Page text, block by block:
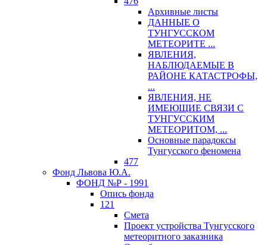
Архивные листы
ДАННЫЕ О
ТУНГУССКОМ
МЕТЕОРИТЕ ...
ЯВЛЕНИЯ,
НАБЛЮДАЕМЫЕ В
РАЙОНЕ КАТАСТРОФЫ,
...
ЯВЛЕНИЯ, НЕ
ИМЕЮЩИЕ СВЯЗИ С
ТУНГУССКИМ
МЕТЕОРИТОМ, ...
Основные парадоксы
Тунгусского феномена
477
Фонд Львова Ю.А.
ФОНД №Р - 1991
Опись фонда
121
Смета
Проект устройства Тунгусского
метеоритного заказника